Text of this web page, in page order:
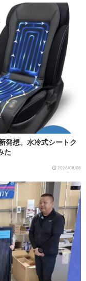
発想。水冷式シートク
た
2026/08/06